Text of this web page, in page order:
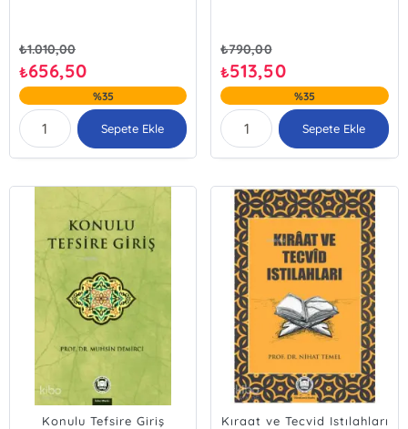
₺1.010,00
₺656,50
%35
Sepete Ekle
₺790,00
₺513,50
%35
Sepete Ekle
Konulu Tefsire Giriş Kıraat ve Tecvid Istılahları